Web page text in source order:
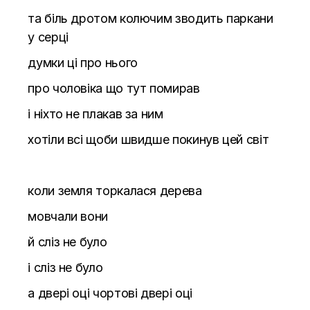
та біль дротом колючим зводить паркани
у серці
думки ці про нього
про чоловіка що тут помирав
і ніхто не плакав за ним
хотіли всі щоби швидше покинув цей світ
коли земля торкалася дерева
мовчали вони
й сліз не було
і сліз не було
а двері оці чортові двері оці